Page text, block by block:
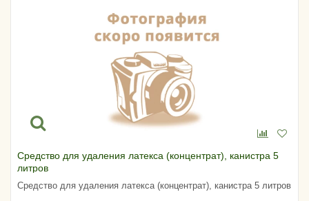
Средство для удаления латекса (концентрат), канистра 5
литров
Средство для удаления латекса (концентрат), канистра 5 литров